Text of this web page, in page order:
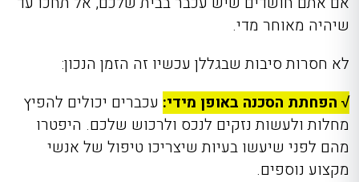
שיהיה מאוחר מדי.
לא חסרות סיבות שבגללן עכשיו זה הזמן הנכון:
√ הפחתת הסכנה באופן מידי: עכברים יכולים להפיץ
מחלות ולעשות נזקים לנכס ולרכוש שלכם. היפטרו
מהם לפני שיעשו בעיות שיצריכו טיפול של אנשי
מקצוע נוספים.